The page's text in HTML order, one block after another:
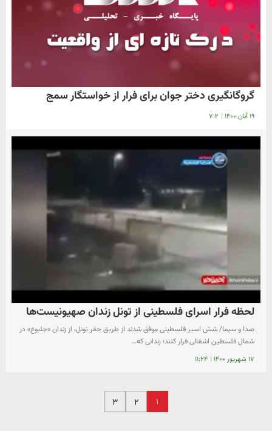
گروگانگیری دختر جوان برای فرار از خواستگار سمج
۱۹ آبان ۱۴۰۰ | ۷:۲
لحظه فرار اسرای فلسطینی از تونل زندان صهیونیست‌ها
صدا و سیما/ شش اسیر فلسطینی موفق شدند از طریق حفر تونل، از زندان «جلبوع» در
شمال فلسطین اشغالی فرار کنند؛ زندانی که…
۱۷ شهریور ۱۴۰۰ | ۱۱:۲۴
۱ ۲ ۳